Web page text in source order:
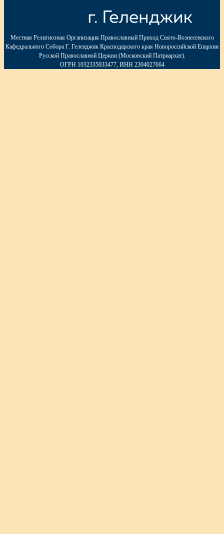
Местная Религиозная Организация Православный Приход Свято-Вознесенского
Кафедрального Собора Г. Геленджик Краснодарского края Новороссийской Епархии
Русской Православной Церкви (Московский Патриархат).
ОГРН 1032335033477, ИНН 2304027664